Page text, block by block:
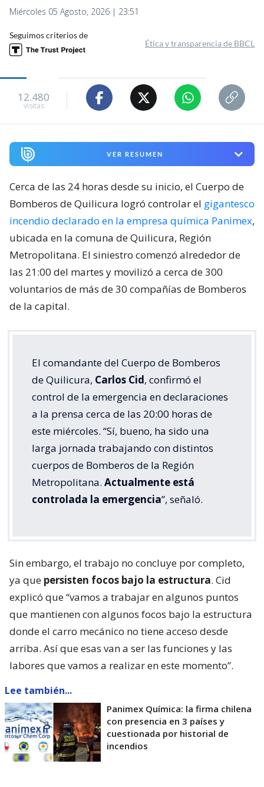
Miércoles 05 Agosto, 2026 | 23:51
Seguimos criterios de
Ética y transparencia de BBCL
12.480
visitas
VER RESUMEN
Cerca de las 24 horas desde su inicio, el Cuerpo de
Bomberos de Quilicura logró controlar el gigantesco
incendio declarado en la empresa química Panimex,
ubicada en la comuna de Quilicura, Región
Metropolitana. El siniestro comenzó alrededor de
las 21:00 del martes y movilizó a cerca de 300
voluntarios de más de 30 compañías de Bomberos
de la capital.
El comandante del Cuerpo de Bomberos
de Quilicura, Carlos Cid, confirmó el
control de la emergencia en declaraciones
a la prensa cerca de las 20:00 horas de
este miércoles. “Sí, bueno, ha sido una
larga jornada trabajando con distintos
cuerpos de Bomberos de la Región
Metropolitana. Actualmente está
controlada la emergencia”, señaló.
Sin embargo, el trabajo no concluye por completo,
ya que persisten focos bajo la estructura. Cid
explicó que “vamos a trabajar en algunos puntos
que mantienen con algunos focos bajo la estructura
donde el carro mecánico no tiene acceso desde
arriba. Así que esas van a ser las funciones y las
labores que vamos a realizar en este momento”.
Lee también...
Panimex Química: la firma chilena
con presencia en 3 países y
cuestionada por historial de
incendios